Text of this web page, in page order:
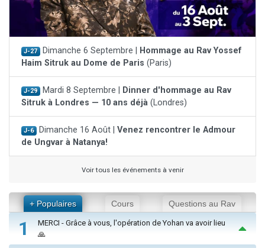
J-27 Dimanche 6 Septembre |
Hommage au Rav Yossef
Haim Sitruk au Dome de Paris (Paris)
J-29 Mardi 8 Septembre |
Dinner d'hommage au Rav
Sitruk à Londres — 10 ans déjà (Londres)
J-6 Dimanche 16 Août | Venez rencontrer le Admour
de Ungvar à Natanya!
Voir tous les événements à venir
+ Populaires Cours Questions au Rav
1
MERCI - Grâce à vous, l'opération de Yohan va avoir lieu
🙏